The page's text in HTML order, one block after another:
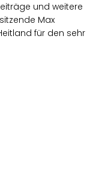
und weitere
Max
für den sehr